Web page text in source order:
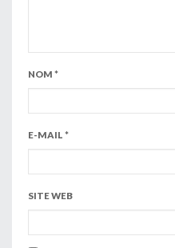
NOM *
E-MAIL *
SITE WEB